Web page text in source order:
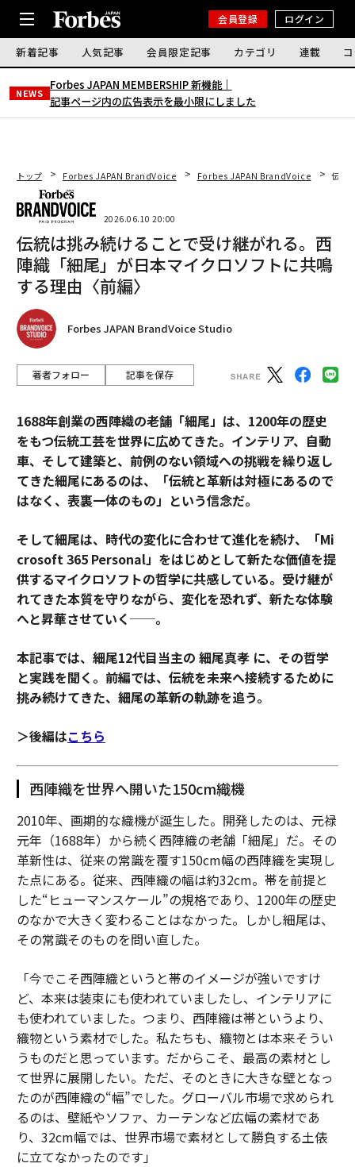
会員登録 ログイン
新着記事 人気記事 会員限定記事 カテゴリ 連載
NEWS
Forbes JAPAN MEMBERSHIP 新機能｜
記事ページ内の広告表示を最小限にしました
トップ Forbes JAPAN BrandVoice Forbes JAPAN BrandVoice 伝統
2026.06.10 20:00
伝統は挑み続けることで受け継がれる。西
陣織「細尾」が日本マイクロソフトに共鳴
する理由〈前編〉
Forbes JAPAN BrandVoice Studio
著者フォロー 記事を保存
1688年創業の西陣織の老舗「細尾」は、1200年の歴史
をもつ伝統工芸を世界に広めてきた。インテリア、自動
車、そして建築と、前例のない領域への挑戦を繰り返し
てきた細尾にあるのは、「伝統と革新は対極にあるので
はなく、表裏一体のもの」という信念だ。
そして細尾は、時代の変化に合わせて進化を続け、「Mi
crosoft 365 Personal」をはじめとして新たな価値を提
供するマイクロソフトの哲学に共感している。受け継が
れてきた本質を守りながら、変化を恐れず、新たな体験
へと昇華させていく──。
本記事では、細尾12代目当主の 細尾真孝 に、その哲学
と実践を聞く。前編では、伝統を未来へ接続するために
挑み続けてきた、細尾の革新の軌跡を追う。
＞後編はこちら
西陣織を世界へ開いた150cm織機
2010年、画期的な織機が誕生した。開発したのは、元禄
元年（1688年）から続く西陣織の老舗「細尾」だ。その
革新性は、従来の常識を覆す150cm幅の西陣織を実現し
た点にある。従来、西陣織の幅は約32cm。帯を前提と
した“ヒューマンスケール”の規格であり、1200年の歴史
のなかで大きく変わることはなかった。しかし細尾は、
その常識そのものを問い直した。
「今でこそ西陣織というと帯のイメージが強いですけ
ど、本来は装束にも使われていましたし、インテリアに
も使われていました。つまり、西陣織は帯というより、
織物という素材でした。私たちも、織物とは本来そうい
うものだと思っています。だからこそ、最高の素材とし
て世界に展開したい。ただ、そのときに大きな壁となっ
たのが西陣織の“幅”でした。グローバル市場で求められ
るのは、壁紙やソファ、カーテンなど広幅の素材であ
り、32cm幅では、世界市場で素材として勝負する土俵
に立てなかったのです」